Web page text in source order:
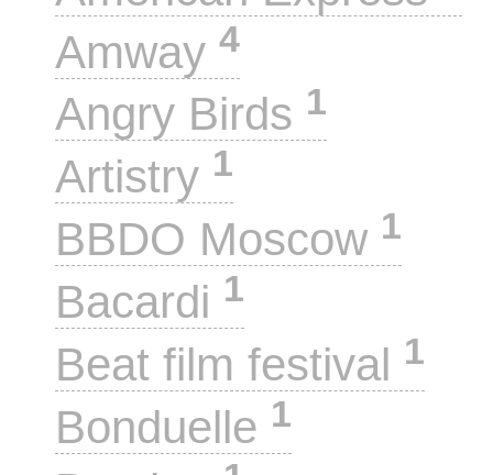
Amway 4
Angry Birds 1
Artistry 1
BBDO Moscow 1
Bacardi 1
Beat film festival 1
Bonduelle 1